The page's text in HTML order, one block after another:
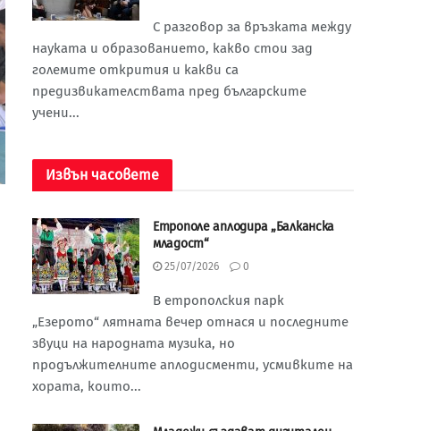
С разговор за връзката между
науката и образованието, какво стои зад
големите открития и какви са
предизвикателствата пред българските
учени...
Извън часовете
Етрополе аплодира „Балканска
младост“
25/07/2026 0
В етрополския парк
„Езерото“ лятната вечер отнася и последните
звуци на народната музика, но
продължителните аплодисменти, усмивките на
хората, които...